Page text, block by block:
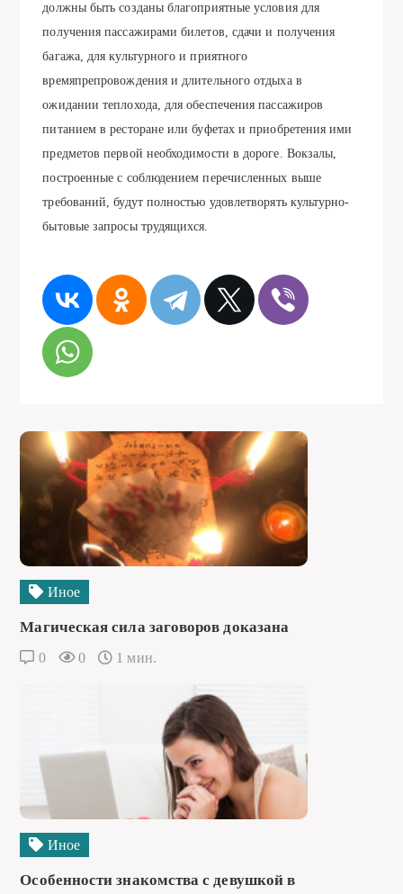
должны быть созданы благоприятные условия для
получения пассажирами билетов, сдачи и получения
багажа, для культурного и приятного
времяпрепровождения и длительного отдыха в
ожидании теплохода, для обеспечения пассажиров
питанием в ресторане или буфетах и приобретения ими
предметов первой необходимости в дороге. Вокзалы,
построенные с соблюдением перечисленных выше
требований, будут полностью удовлетворять культурно-
бытовые запросы трудящихся.
Иное
Магическая сила заговоров доказана
0 0 1 мин.
Иное
Особенности знакомства с девушкой в